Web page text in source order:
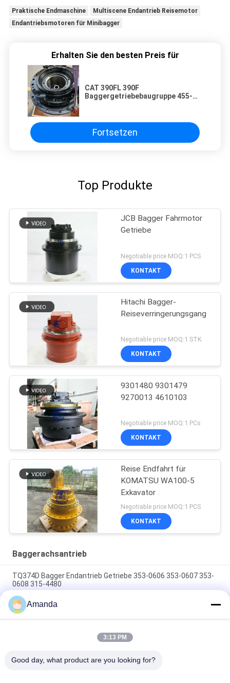
Praktische Endmaschine
Multiscene Endantrieb Reisemotor
Endantriebsmotoren für Minibagger
Erhalten Sie den besten Preis für
CAT 390FL 390F
Baggergetriebebaugruppe 455-
Fahrantriebssystem Getriebeteil
für schwere Geräte
Fortsetzen
Top Produkte
JCB Bagger Fahrmotor
Getriebe
Negotiable price MOQ:1 PCS
KONTAKT
Hitachi Bagger-
Reiseverringerungsgang
Negotiable price MOQ:1 STK
KONTAKT
9301480 9301479
9270013 4610103
Negotiable price MOQ:1 PCs
KONTAKT
Reise Endfahrt für
KOMATSU WA100-5
Exkavator
Negotiable price MOQ:1 PCS
KONTAKT
Baggerachsantrieb
TQ374D Bagger Endantrieb Getriebe 353-0606 353-0607 353-
0608 315-4480
353-0528 333-3036 Bagger Endantrieb Motor Hydraulisch
geeignet TQ345D TQ349D
Der hydraulische Endantriebsmotor BMVT41 von Danfoss
kann an 5~6 Tonnen schwebende Steerlader angepasst
Amanda
3:13 PM
Good day, what product are you looking for?